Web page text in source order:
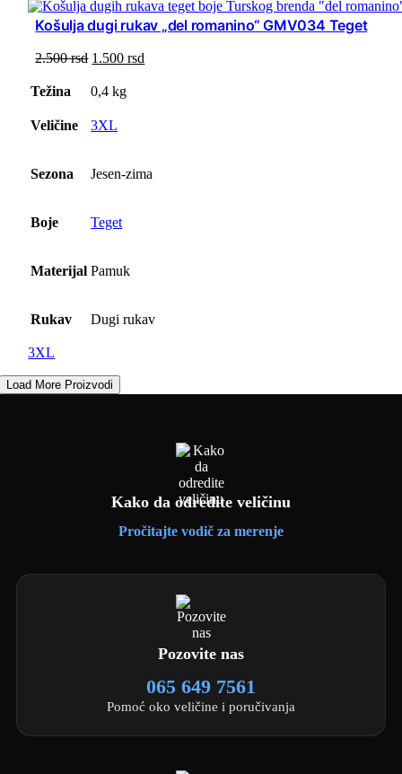
Košulja dugi rukav „del romanino“ GMV034 Teget
2.500rsd Originalna
je
2.500 rsd.
1.500rsd
Težina 0,4 kg
Veličine 3XL
Sezona Jesen-zima
Boje Teget
Materijal Pamuk
Rukav Dugi rukav
3XL
Load More Proizvodi
Kako da odredite veličinu
Pročitajte vodič za merenje
Pozovite nas
065 649 7561
Pomoć oko veličine i poručivanja